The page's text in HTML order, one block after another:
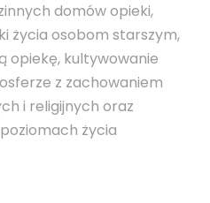
domów opieki,
życia osobom starszym,
opiekę, kultywowanie
z zachowaniem
i religijnych oraz
życia